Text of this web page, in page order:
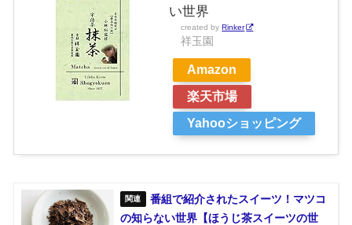
い世界
created byRinker
祥玉園
Amazon
楽天市場
Yahooショッピング
番組で紹介されたスイーツ！マツコ
の知らない世界【ほうじ茶スイーツの世